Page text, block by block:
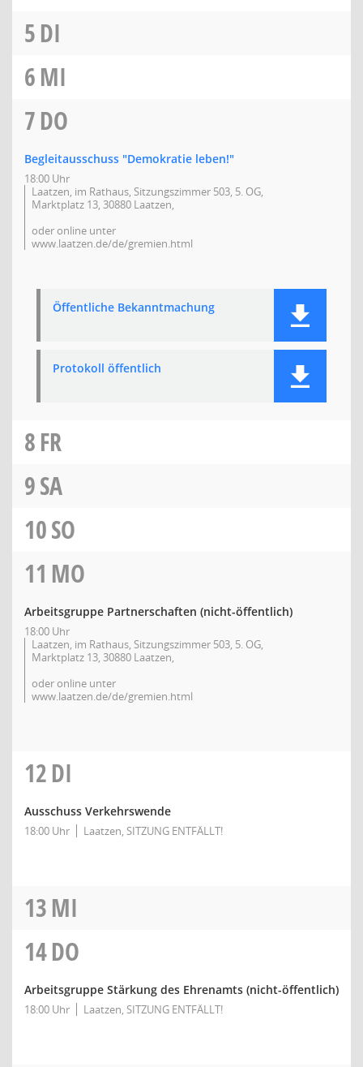
5DI
6MI
7DO
Begleitausschuss "Demokratie leben!"
18:00 Uhr
Laatzen, im Rathaus, Sitzungszimmer 503, 5. OG,
Marktplatz 13, 30880 Laatzen,
oder online unter
www.laatzen.de/de/gremien.html
Öffentliche Bekanntmachung
Protokoll öffentlich
8FR
9SA
10SO
11 MO
Arbeitsgruppe Partnerschaften (nicht-öffentlich)
18:00 Uhr
Laatzen, im Rathaus, Sitzungszimmer 503, 5. OG,
Marktplatz 13, 30880 Laatzen,
oder online unter
www.laatzen.de/de/gremien.html
12DI
Ausschuss Verkehrswende
18:00 Uhr Laatzen, SITZUNG ENTFÄLLT!
13MI
14DO
Arbeitsgruppe Stärkung des Ehrenamts (nicht-öffentlich)
18:00 Uhr Laatzen, SITZUNG ENTFÄLLT!